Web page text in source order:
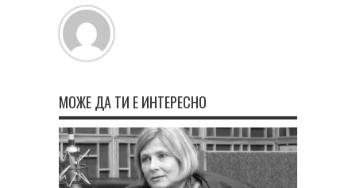
МОЖЕ ДА ТИ Е ИНТЕРЕСНО